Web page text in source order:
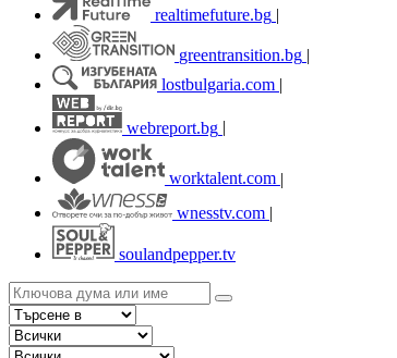
realtimefuture.bg |
greentransition.bg |
lostbulgaria.com |
webreport.bg
worktalent.com |
wnesstv.com |
soulandpepper.tv